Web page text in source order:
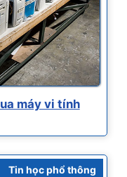
máy vi tính
Tin học phổ thông